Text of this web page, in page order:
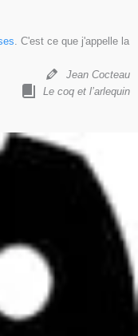
. C'est ce que j'appelle la
Jean Cocteau
Le coq et l’arlequin